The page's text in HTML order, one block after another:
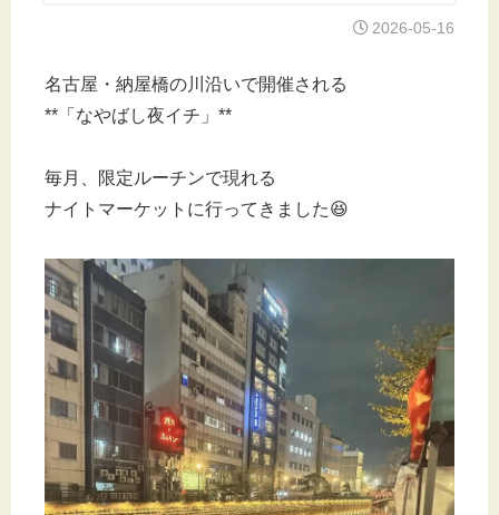
2026-05-16
名古屋・納屋橋の川沿いで開催される
**「なやばし夜イチ」**
毎月、限定ルーチンで現れる
ナイトマーケットに行ってきました😆